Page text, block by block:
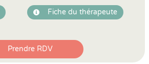
Fiche du thérapeute
Prendre RDV